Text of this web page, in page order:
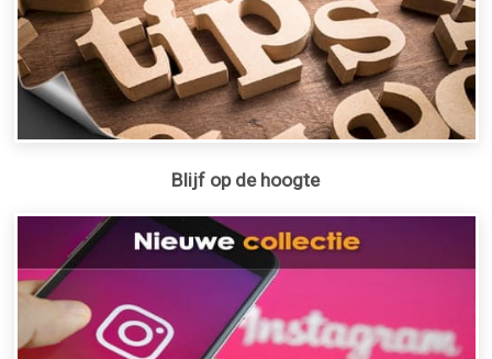
Blijf op de hoogte